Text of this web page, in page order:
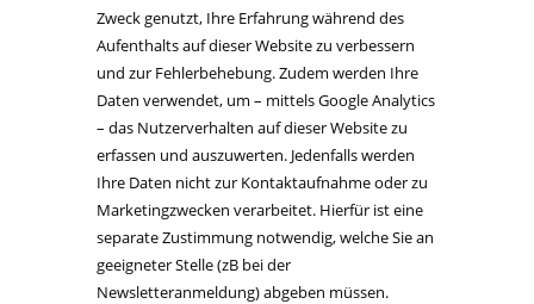
Zweck genutzt, Ihre Erfahrung während des
Aufenthalts auf dieser Website zu verbessern
und zur Fehlerbehebung. Zudem werden Ihre
Daten verwendet, um – mittels Google Analytics
– das Nutzerverhalten auf dieser Website zu
erfassen und auszuwerten. Jedenfalls werden
Ihre Daten nicht zur Kontaktaufnahme oder zu
Marketingzwecken verarbeitet. Hierfür ist eine
separate Zustimmung notwendig, welche Sie an
geeigneter Stelle (zB bei der
Newsletteranmeldung) abgeben müssen.